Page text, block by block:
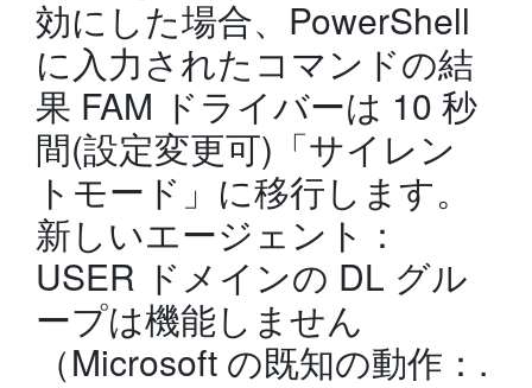
効にした場合、PowerShell
に入力されたコマンドの結
果 FAM ドライバーは 10 秒
間(設定変更可)「サイレン
トモード」に移行します。
新しいエージェント：
USER ドメインの DL グル
ープは機能しません
（Microsoft の既知の動作：.